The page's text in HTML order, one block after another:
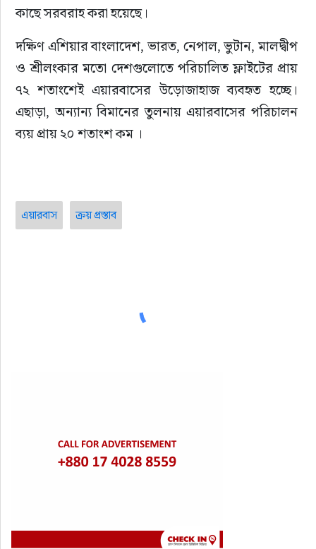
কাছে সরবরাহ করা হয়েছে।
দক্ষিণ এশিয়ার বাংলাদেশ, ভারত, নেপাল, ভুটান, মালদ্বীপ
ও শ্রীলংকার মতো দেশগুলোতে পরিচালিত ফ্লাইটের প্রায়
৭২ শতাংশেই এয়ারবাসের উড়োজাহাজ ব্যবহৃত হচ্ছে।
এছাড়া, অন্যান্য বিমানের তুলনায় এয়ারবাসের পরিচালন
ব্যয় প্রায় ২০ শতাংশ কম ।
এয়ারবাস ক্রয় প্রস্তাব